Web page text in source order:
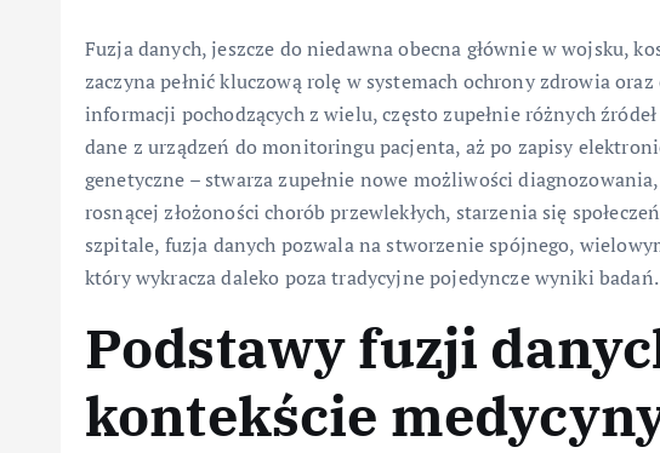
Fuzja danych, jeszcze do niedawna obecna głównie w wojsku,
zaczyna pełnić kluczową rolę w systemach ochrony zdrowia
informacji pochodzących z wielu, często zupełnie różnych
dane z urządzeń do monitoringu pacjenta, aż po zapisy
genetyczne – stwarza zupełnie nowe możliwości
rosnącej złożoności chorób przewlekłych, starzenia się
szpitale, fuzja danych pozwala na stworzenie spójnego,
który wykracza daleko poza tradycyjne pojedyncze wyniki badań.
Podstawy fuzji
kontekście